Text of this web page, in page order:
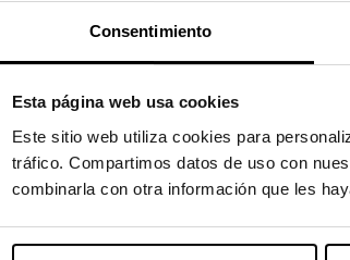
Consentimiento
Esta página web usa cookies
Este sitio web utiliza cookies para
tráfico. Compartimos datos de uso con
combinarla con otra información que les